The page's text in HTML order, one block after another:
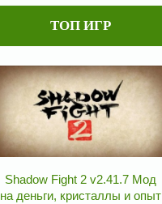
ТОП ИГР
Shadow Fight 2 v2.41.7 Мод
на деньги, кристаллы и опыт